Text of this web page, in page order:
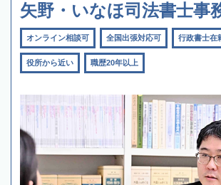
矢野・いなほ司法書士事
オンライン相談可 全国出張対応可 行政書士在
役所から近い 職歴20年以上